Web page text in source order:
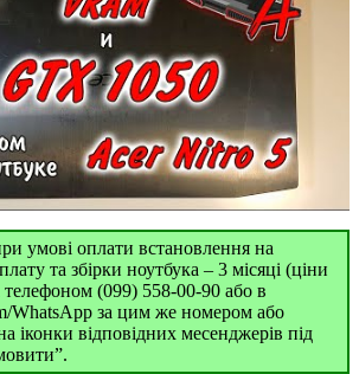
умові оплати встановлення на
та збірки ноутбука – 3 місяці (ціни
(099) 558-00-90 або в
WhatsApp за цим же номером або
іконки відповідних месенджерів під